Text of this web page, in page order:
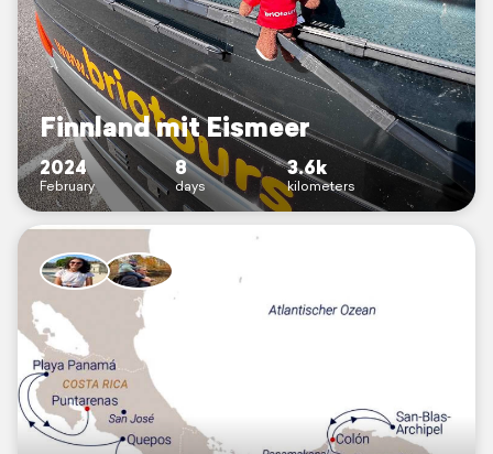
Finnland mit Eismeer
2024
February
8
days
3.6k
kilometers